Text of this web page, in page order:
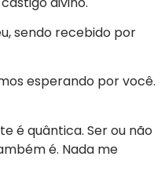
sendo recebido por
esperando por você.
é quântica. Ser ou não
é. Nada me